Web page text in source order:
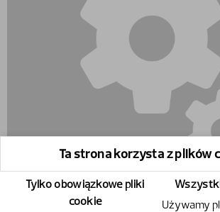
Ta strona korzysta z plików
Tylko obowiązkowe pliki
cookie
Używamy